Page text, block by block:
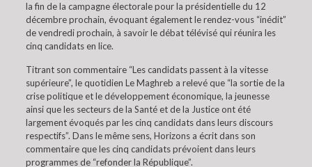
la fin de la campagne électorale pour la présidentielle du 12
décembre prochain, évoquant également le rendez-vous “inédit”
de vendredi prochain, à savoir le débat télévisé qui réunira les
cinq candidats en lice.
Titrant son commentaire “Les candidats passent à la vitesse
supérieure”, le quotidien Le Maghreb a relevé que “la sortie de la
crise politique et le développement économique, la jeunesse
ainsi que les secteurs de la Santé et de la Justice ont été
largement évoqués par les cinq candidats dans leurs discours
respectifs”. Dans le même sens, Horizons a écrit dans son
commentaire que les cinq candidats prévoient dans leurs
programmes de “refonder la République”.